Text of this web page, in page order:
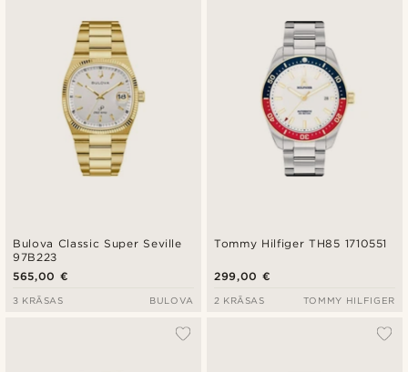
Bulova Classic Super Seville
97B223
565,00 €
3 KRĀSAS BULOVA
Tommy Hilfiger TH85 1710551
299,00 €
2 KRĀSAS TOMMY HILFIGER